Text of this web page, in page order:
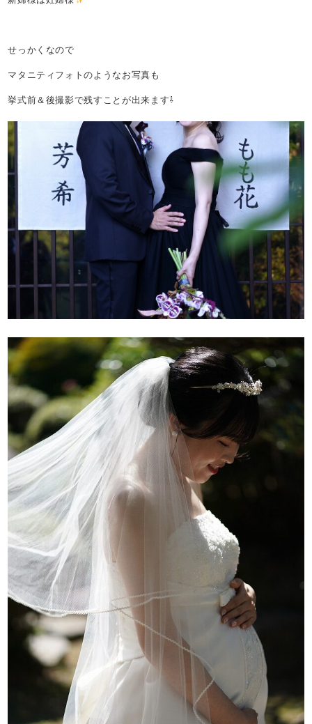
せっかくなので
マタニティフォトのようなお写真も
挙式前＆後撮影で残すことが出来ます⇩